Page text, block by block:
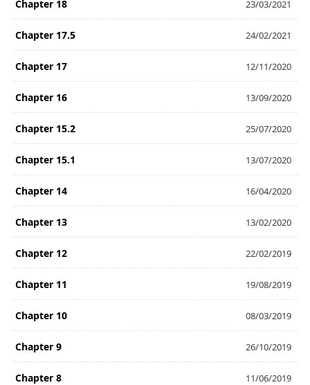
Chapter 18 23/03/2021
Chapter 17.5 24/02/2021
Chapter 17 12/11/2020
Chapter 16 13/09/2020
Chapter 15.2 25/07/2020
Chapter 15.1 13/07/2020
Chapter 14 16/04/2020
Chapter 13 13/02/2020
Chapter 12 22/02/2019
Chapter 11 19/08/2019
Chapter 10 08/03/2019
Chapter 9 26/10/2019
Chapter 8 11/06/2019